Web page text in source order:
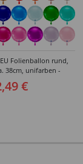
Folienballon rund,
38cm, unifarben -
Farben
€